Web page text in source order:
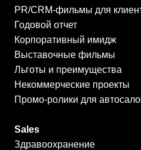
PR/CRM-фильмы для
Годовой отчет
Корпоративный имидж
Выставочные фильмы
Льготы и преимущества
Некоммерческие проекты
Промо-ролики для
Sales
Здравоохранение